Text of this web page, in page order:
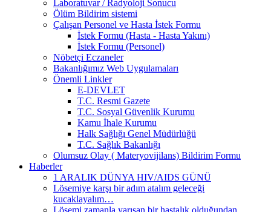
Laboratuvar / Radyoloji Sonucu
Ölüm Bildirim sistemi
Çalışan Personel ve Hasta İstek Formu
İstek Formu (Hasta - Hasta Yakını)
İstek Formu (Personel)
Nöbetçi Eczaneler
Bakanlığımız Web Uygulamaları
Önemli Linkler
E-DEVLET
T.C. Resmi Gazete
T.C. Sosyal Güvenlik Kurumu
Kamu İhale Kurumu
Halk Sağlığı Genel Müdürlüğü
T.C. Sağlık Bakanlığı
Olumsuz Olay ( Materyovijilans) Bildirim Formu
Haberler
1 ARALIK DÜNYA HIV/AIDS GÜNÜ
Lösemiye karşı bir adım atalım geleceği
kucaklayalım…
Lösemi zamanla yarışan bir hastalık olduğundan,